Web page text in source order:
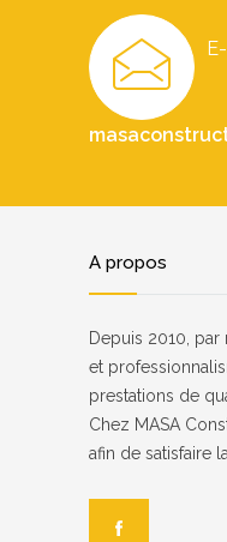
A propos
Depuis 2010,
et
prestations de
Chez MASA
afin de satisfaire